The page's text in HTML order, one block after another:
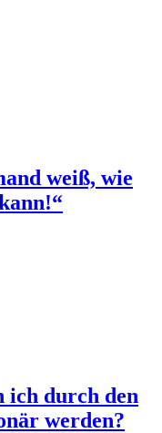
weiß, wie
ich durch den
werden?